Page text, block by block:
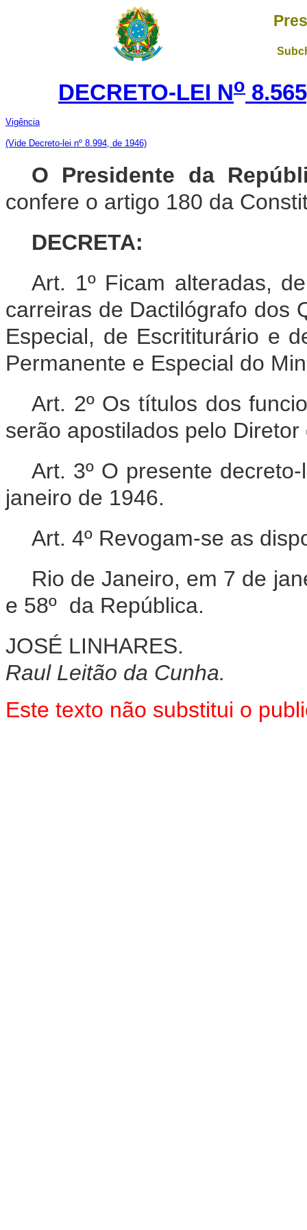
DECRETO-LEI No
Vigência
(Vide Decreto-lei nº 8.994, de 1946)
O Presidente da
confere o artigo 180 da
DECRETA:
Art. 1º Ficam alteradas,
carreiras de Dactilógrafo dos
Especial, de Escrititurário e
Permanente e Especial do
Art. 2º Os títulos dos
serão apostilados pelo
Art. 3º O presente
janeiro de 1946.
Art. 4º Revogam-se as
Rio de Janeiro, em 7 de
e 58º da República.
JOSÉ LINHARES.
Raul Leitão da Cunha.
Este texto não substitui o